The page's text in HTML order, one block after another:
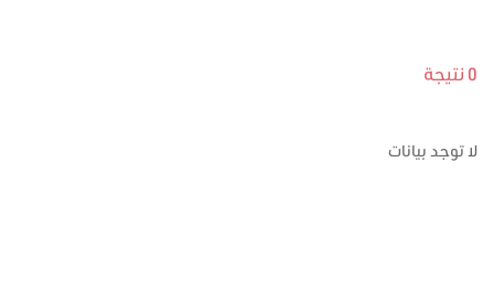
0 نتيجة
لا توجد بيانات